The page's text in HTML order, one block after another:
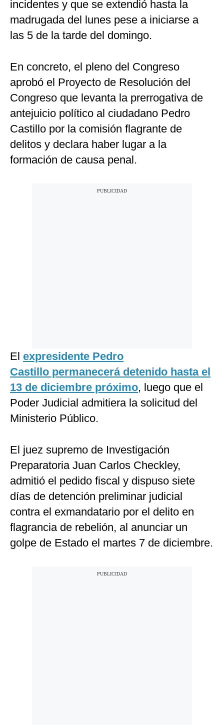
incidentes y que se extendió hasta la
madrugada del lunes pese a iniciarse a
las 5 de la tarde del domingo.
En concreto, el pleno del Congreso
aprobó el Proyecto de Resolución del
Congreso que levanta la prerrogativa de
antejuicio político al ciudadano Pedro
Castillo por la comisión flagrante de
delitos y declara haber lugar a la
formación de causa penal.
El expresidente Pedro
Castillo permanecerá detenido hasta el
13 de diciembre próximo, luego que el
Poder Judicial admitiera la solicitud del
Ministerio Público.
El juez supremo de Investigación
Preparatoria Juan Carlos Checkley,
admitió el pedido fiscal y dispuso siete
días de detención preliminar judicial
contra el exmandatario por el delito en
flagrancia de rebelión, al anunciar un
golpe de Estado el martes 7 de diciembre.